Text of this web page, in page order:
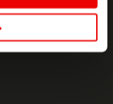
Subscrever